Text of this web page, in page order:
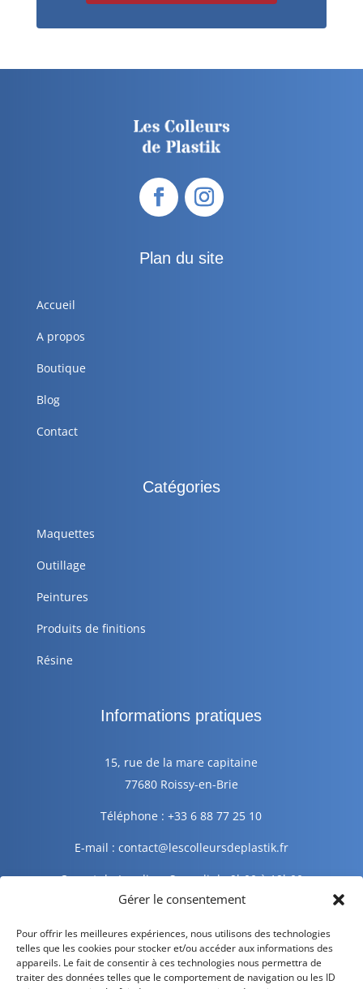
Gérer le consentement
Pour offrir les meilleures expériences, nous utilisons des technologies
telles que les cookies pour stocker et/ou accéder aux informations des
appareils. Le fait de consentir à ces technologies nous permettra de
traiter des données telles que le comportement de navigation ou les ID
Plan du site
Accueil
A propos
Boutique
Blog
Contact
Catégories
Maquettes
Outillage
Peintures
Produits de finitions
Résine
Informations pratiques
15, rue de la mare capitaine
77680 Roissy-en-Brie
Téléphone : +33 6 88 77 25 10
E-mail : contact@lescolleursdeplastik.fr
Ouvert du Lundi au Samedi de 9h00 à 19h00
Informations légales
Mentions légales